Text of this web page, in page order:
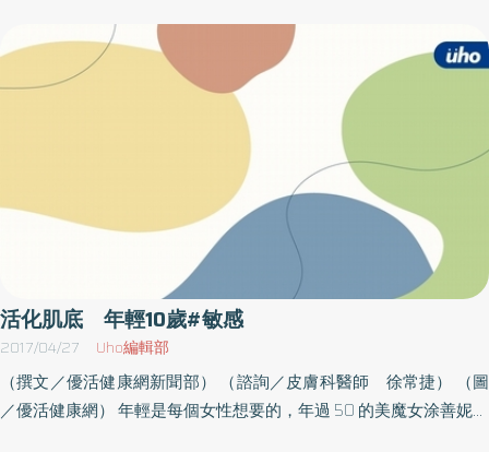
向的高需求小孩尤其需要離開人群，安靜地休息一下。和人交談、
聽人說話、回答問題，對內向者來說都很耗力氣。當父母知道孩子
將有很長一段時間，要和一群人在一起的時候，父母需要安排一些
能讓孩子從人群中逃離，又不顯得不合群的活動，因為不管孩子多
麼熟練社交，他依然需要停機時間。如果父母也是內向者，父母也
會需要個人空間。如果父母或孩子是外向者，他會很享受人群，我
們要注意的是提醒他尊重其他家庭成員的社交界線，注意刺激程
度。外向孩子玩得很開心的時候，會很容易忽略暗示而衝破了界
線。（本文摘自／開啟「高需求小孩」的正向天賦：高敏感、愛爭
辯、超固執、情緒強烈...這些讓人抓狂的性格，可以轉化成優勢！／
野人文化）
濕、抗痘或抗老等功能成分，倒不如直接使用乳液、精華乳即可！
因為化粧水中含量最多的是水，即使添加前述成分，含量都極少。
邱足滿主任表次，健康的皮膚最美，想要保有美麗的皮膚，使用的
化粧品種類，還是簡單一點比較好。千萬別花冤枉錢，以為對皮膚
做正確的事，反而害慘它，甚至變敏感，之後又要花很大的力氣，
才能使皮膚恢復正常。（資料來源：藥物食品安全週報第660期資
料）
日，細懸浮微粒(PM2.5)濃度仍有偏高現象。孩童、老年人、呼吸道
疾病者應避免體力消耗國民健康署提醒，民眾若有不適，如眼痛、
咳嗽或喉嚨痛等，應避免戶外活動及體力消耗。敏感性族群如孩
童、老年人以及患有心臟、呼吸道及心血管疾病的成人，應避免體
力消耗，尤其是避免戶外活動；有氣喘的人請多留意，出門記得一
定要配戴口罩，也可能增加使用吸入劑的頻率。空氣品質不良的自
我保護3策略空氣品質隨時變化，民眾可於出門前隨時注意空氣品質
監測訊息(http://opendata.epa.gov.tw)，同時也可以下載空氣品質
app，讓你在出門前及時查詢、避開空汙濃度高的危險區域以確保健
康。此外，國民健康署也針對空氣品質不良情形，提供民眾以下自
我保護3策略，謹遵3步驟，出門、在家都安心：1） 建議外出可戴
口罩，由戶外進入室內時，記得洗手洗臉、清潔鼻腔，並適當關閉
門窗，以減少細懸浮微粒(PM2.5)暴露。2） 應減少在戶外活動時
間，或改變運動型態，尤其是老人及兒童，或慢性呼吸道疾病患
者。3） 生活作息規律，適當運動，維持身體健康狀態。
活化肌底 年輕10歲#敏感
2017/04/27 Uho編輯部
（撰文／優活健康網新聞部） （諮詢／皮膚科醫師 徐常捷） （圖
／優活健康網） 年輕是每個女性想要的，年過 50 的美魔女涂善妮最